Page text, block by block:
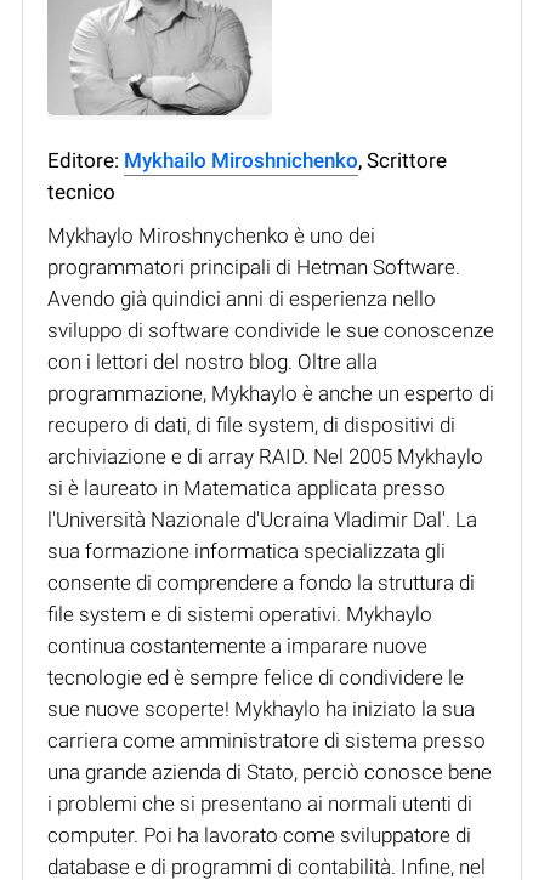
Editore: Mykhailo Miroshnichenko, Scrittore
tecnico
Mykhaylo Miroshnychenko è uno dei
programmatori principali di Hetman Software.
Avendo già quindici anni di esperienza nello
sviluppo di software condivide le sue conoscenze
con i lettori del nostro blog. Oltre alla
programmazione, Mykhaylo è anche un esperto di
recupero di dati, di file system, di dispositivi di
archiviazione e di array RAID. Nel 2005 Mykhaylo
si è laureato in Matematica applicata presso
l'Università Nazionale d'Ucraina Vladimir Dal'. La
sua formazione informatica specializzata gli
consente di comprendere a fondo la struttura di
file system e di sistemi operativi. Mykhaylo
continua costantemente a imparare nuove
tecnologie ed è sempre felice di condividere le
sue nuove scoperte! Mykhaylo ha iniziato la sua
carriera come amministratore di sistema presso
una grande azienda di Stato, perciò conosce bene
i problemi che si presentano ai normali utenti di
computer. Poi ha lavorato come sviluppatore di
database e di programmi di contabilità. Infine, nel